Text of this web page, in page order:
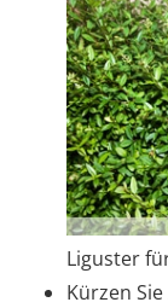
Liguster
Kürzen